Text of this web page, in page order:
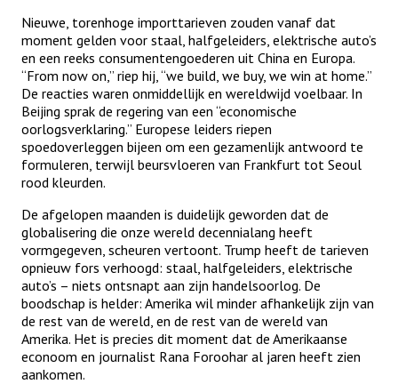
Nieuwe, torenhoge importtarieven zouden vanaf dat
moment gelden voor staal, halfgeleiders, elektrische auto’s
en een reeks consumentengoederen uit China en Europa.
“From now on,” riep hij, “we build, we buy, we win at home.”
De reacties waren onmiddellijk en wereldwijd voelbaar. In
Beijing sprak de regering van een “economische
oorlogsverklaring.” Europese leiders riepen
spoedoverleggen bijeen om een gezamenlijk antwoord te
formuleren, terwijl beursvloeren van Frankfurt tot Seoul
rood kleurden.
De afgelopen maanden is duidelijk geworden dat de
globalisering die onze wereld decennialang heeft
vormgegeven, scheuren vertoont. Trump heeft de tarieven
opnieuw fors verhoogd: staal, halfgeleiders, elektrische
auto’s – niets ontsnapt aan zijn handelsoorlog. De
boodschap is helder: Amerika wil minder afhankelijk zijn van
de rest van de wereld, en de rest van de wereld van
Amerika. Het is precies dit moment dat de Amerikaanse
econoom en journalist Rana Foroohar al jaren heeft zien
aankomen.